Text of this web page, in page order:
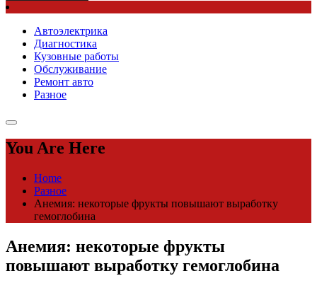
Автоэлектрика
Диагностика
Кузовные работы
Обслуживание
Ремонт авто
Разное
You Are Here
Home
Разное
Анемия: некоторые фрукты повышают выработку
гемоглобина
Анемия: некоторые фрукты
повышают выработку гемоглобина